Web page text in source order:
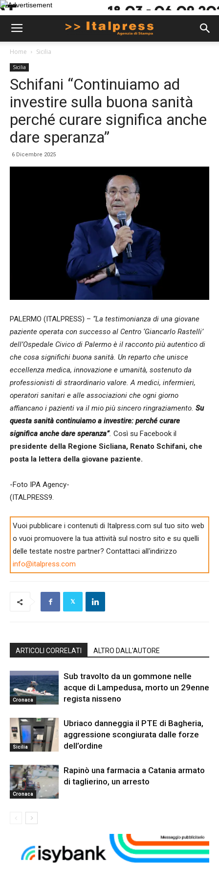
Home Sicilia
Sicilia
Schifani “Continuiamo ad
investire sulla buona sanità
perché curare significa anche
dare speranza”
6 Dicembre 2025
PALERMO (ITALPRESS) – “La testimonianza di una giovane
paziente operata con successo al Centro ‘Giancarlo Rastelli’
dell’Ospedale Civico di Palermo è il racconto più autentico di
che cosa significhi buona sanità. Un reparto che unisce
eccellenza medica, innovazione e umanità, sostenuto da
professionisti di straordinario valore. A medici, infermieri,
operatori sanitari e alle associazioni che ogni giorno
affiancano i pazienti va il mio più sincero ringraziamento. Su
questa sanità continuiamo a investire: perché curare
significa anche dare speranza”. Così su Facebook il
presidente della Regione Sicliana, Renato Schifani, che
posta la lettera della giovane paziente.
-Foto IPA Agency-
(ITALPRESS9.
Vuoi pubblicare i contenuti di Italpress.com sul tuo sito web
o vuoi promuovere la tua attività sul nostro sito e su quelli
delle testate nostre partner? Contattaci all'indirizzo
info@italpress.com
ARTICOLI CORRELATI ALTRO DALL'AUTORE
Cronaca
Sub travolto da un gommone nelle
acque di Lampedusa, morto un 29enne
regista nisseno
Sicilia
Ubriaco danneggia il PTE di Bagheria,
aggressione scongiurata dalle forze
dell’ordine
Cronaca
Rapinò una farmacia a Catania armato
di taglierino, un arresto